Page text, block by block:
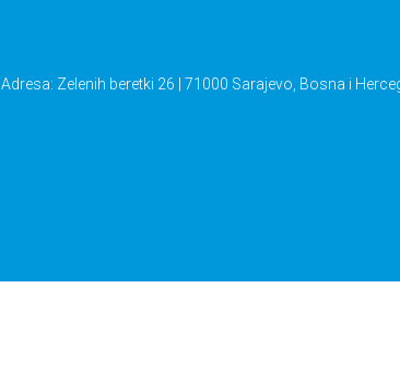
Adresa: Zelenih beretki 26 | 71000 Sarajevo, Bosna i